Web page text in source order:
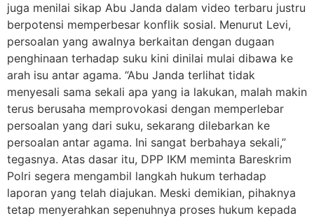
juga menilai sikap Abu Janda dalam video terbaru justru
berpotensi memperbesar konflik sosial. Menurut Levi,
persoalan yang awalnya berkaitan dengan dugaan
penghinaan terhadap suku kini dinilai mulai dibawa ke
arah isu antar agama. “Abu Janda terlihat tidak
menyesali sama sekali apa yang ia lakukan, malah makin
terus berusaha memprovokasi dengan memperlebar
persoalan yang dari suku, sekarang dilebarkan ke
persoalan antar agama. Ini sangat berbahaya sekali,”
tegasnya. Atas dasar itu, DPP IKM meminta Bareskrim
Polri segera mengambil langkah hukum terhadap
laporan yang telah diajukan. Meski demikian, pihaknya
tetap menyerahkan sepenuhnya proses hukum kepada